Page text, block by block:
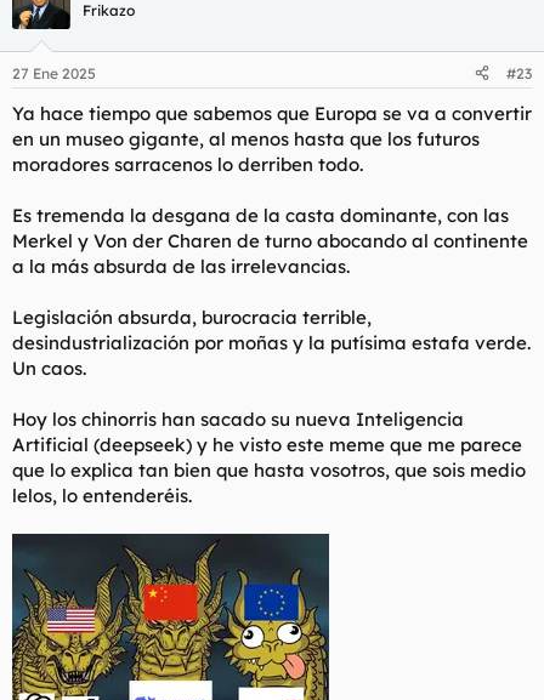
Frikazo
27 Ene 2025 #23
Ya hace tiempo que sabemos que Europa se va a convertir
en un museo gigante, al menos hasta que los futuros
moradores sarracenos lo derriben todo.
Es tremenda la desgana de la casta dominante, con las
Merkel y Von der Charen de turno abocando al continente
a la más absurda de las irrelevancias.
Legislación absurda, burocracia terrible,
desindustrialización por moñas y la putísima estafa verde.
Un caos.
Hoy los chinorris han sacado su nueva Inteligencia
Artificial (deepseek) y he visto este meme que me parece
que lo explica tan bien que hasta vosotros, que sois medio
lelos, lo entenderéis.